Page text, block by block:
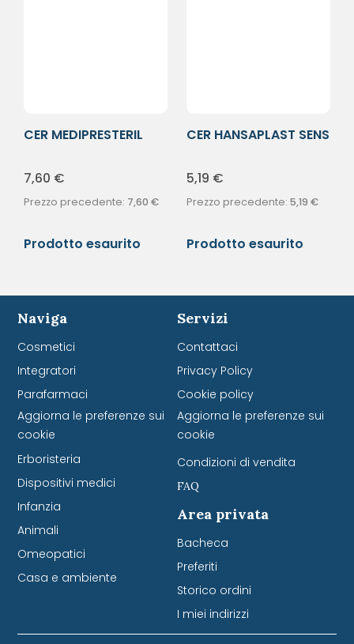
CER MEDIPRESTERIL
7,60 €
Prezzo precedente: 7,60 €
Prodotto esaurito
CER HANSAPLAST SENS
5,19 €
Prezzo precedente: 5,19 €
Prodotto esaurito
Naviga
Cosmetici
Integratori
Parafarmaci
Aggiorna le preferenze sui
cookie
Erboristeria
Dispositivi medici
Infanzia
Animali
Omeopatici
Casa e ambiente
Servizi
Contattaci
Privacy Policy
Cookie policy
Aggiorna le preferenze sui
cookie
Condizioni di vendita
FAQ
Area privata
Bacheca
Preferiti
Storico ordini
I miei indirizzi